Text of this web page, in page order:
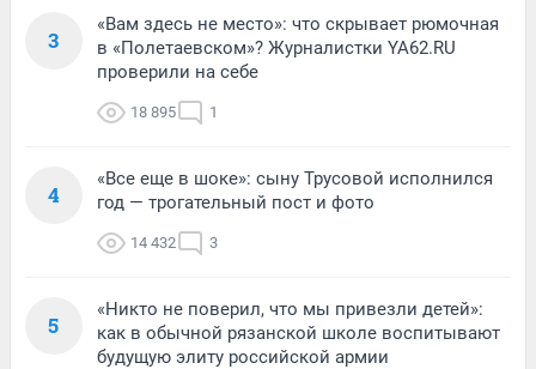
3
«Вам здесь не место»: что скрывает рюмочная
в «Полетаевском»? Журналистки YA62.RU
проверили на себе
18 895 1
4
«Все еще в шоке»: сыну Трусовой исполнился
год — трогательный пост и фото
14 432 3
5
«Никто не поверил, что мы привезли детей»:
как в обычной рязанской школе воспитывают
будущую элиту российской армии